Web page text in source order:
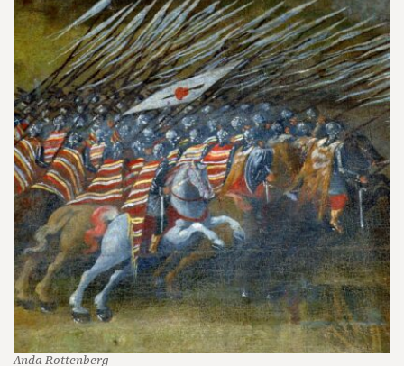
Anda Rottenberg